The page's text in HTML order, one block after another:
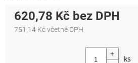
620,78 Kč
751,14 Kč včetně DPH